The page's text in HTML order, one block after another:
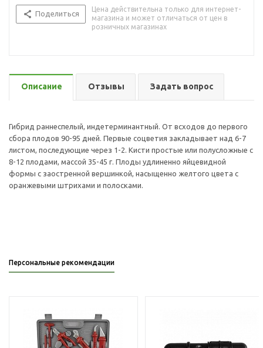
Поделиться
Цена действительна только для интернет-
магазина и может отличаться от цен в
розничных магазинах
Описание Отзывы Задать вопрос
Гибрид раннеспелый, индетерминантный. От всходов до первого
сбора плодов 90-95 дней. Первые соцветия закладывает над 6-7
листом, последующие через 1-2. Кисти простые или полусложные с
8-12 плодами, массой 35-45 г. Плоды удлиненно яйцевидной
формы с заостренной вершинкой, насыщенно желтого цвета с
оранжевыми штрихами и полосками.
Персональные рекомендации